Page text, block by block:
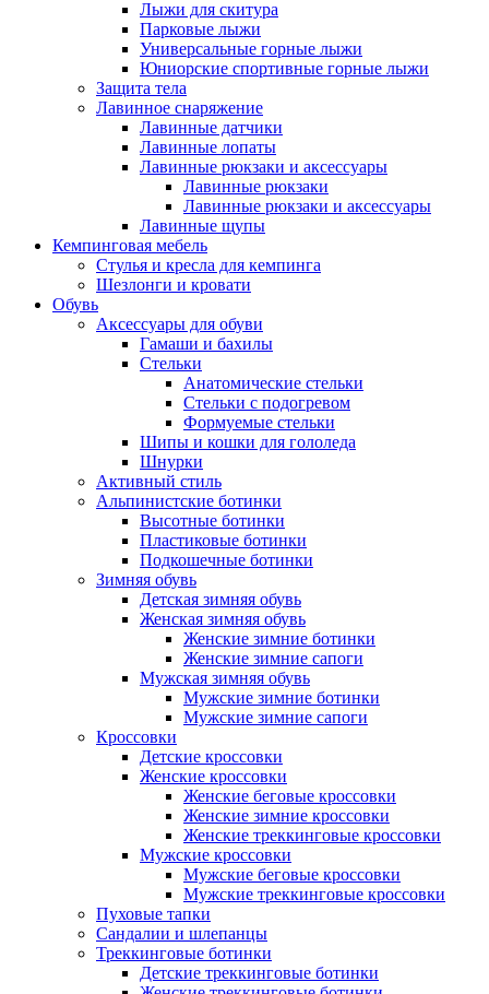
Лыжи для скитура
Парковые лыжи
Универсальные горные лыжи
Юниорские спортивные горные лыжи
Защита тела
Лавинное снаряжение
Лавинные датчики
Лавинные лопаты
Лавинные рюкзаки и аксессуары
Лавинные рюкзаки
Лавинные рюкзаки и аксессуары
Лавинные щупы
Кемпинговая мебель
Стулья и кресла для кемпинга
Шезлонги и кровати
Обувь
Аксессуары для обуви
Гамаши и бахилы
Стельки
Анатомические стельки
Стельки с подогревом
Формуемые стельки
Шипы и кошки для гололеда
Шнурки
Активный стиль
Альпинистские ботинки
Высотные ботинки
Пластиковые ботинки
Подкошечные ботинки
Зимняя обувь
Детская зимняя обувь
Женская зимняя обувь
Женские зимние ботинки
Женские зимние сапоги
Мужская зимняя обувь
Мужские зимние ботинки
Мужские зимние сапоги
Кроссовки
Детские кроссовки
Женские кроссовки
Женские беговые кроссовки
Женские зимние кроссовки
Женские треккинговые кроссовки
Мужские кроссовки
Мужские беговые кроссовки
Мужские треккинговые кроссовки
Пуховые тапки
Сандалии и шлепанцы
Треккинговые ботинки
Детские треккинговые ботинки